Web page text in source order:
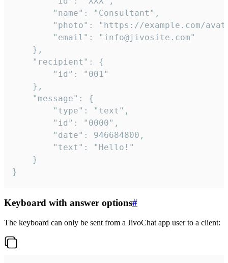
}
Keyboard with answer options#
The keyboard can only be sent from a JivoChat app user to a client: